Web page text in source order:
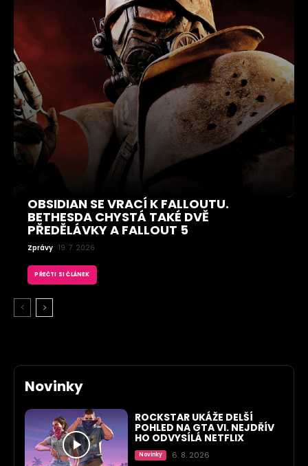
OBSIDIAN SE VRACÍ K FALLOUTU.
BETHESDA CHYSTÁ TAKÉ DVĚ
PŘEDĚLÁVKY A FALLOUT 5
Zprávy 19. 7. 2026
PŘEČTI SI ČLÁNEK
Novinky
ROCKSTAR UKÁŽE DELŠÍ
POHLED NA GTA VI. NEJDŘÍV
HO ODVYSÍLÁ NETFLIX
Novinky 6. 8. 2026